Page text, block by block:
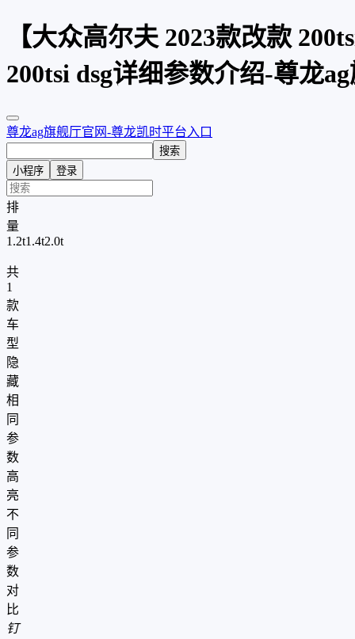
【大众高尔夫 2023款改款
200tsi dsg详细参数介绍-尊龙
尊龙ag旗舰厅官网-尊龙凯时平台入口
搜索
小程序
登录
排
量
1.2t1.4t2.0t
共
1
款
车
型
隐
藏
相
同
参
数
高
亮
不
同
参
数
对
比
钉